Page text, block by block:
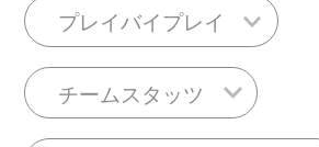
プレイバイプレイ
チームスタッツ